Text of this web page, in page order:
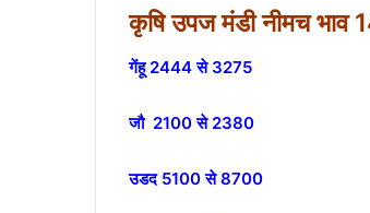
कृषि उपज मंडी नीमच भाव
गेंहू 2444 से 3275
जौ 2100 से 2380
उडद 5100 से 8700